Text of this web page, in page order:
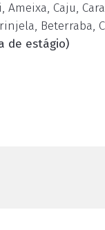
Ameixa, Caju,
de estágio)